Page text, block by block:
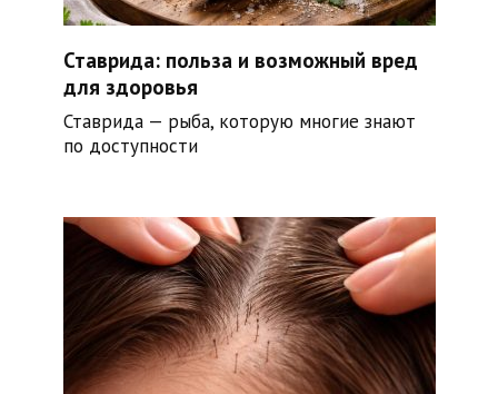
Ставрида: польза и возможный вред
для здоровья
Ставрида — рыба, которую многие знают
по доступности